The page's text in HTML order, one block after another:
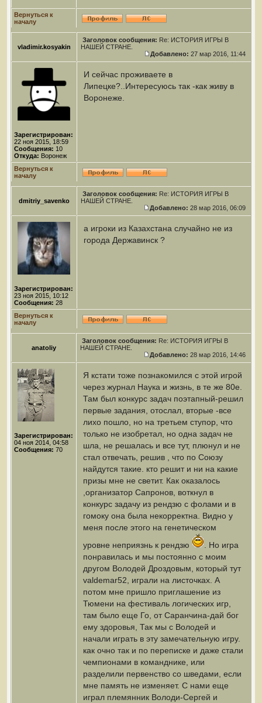
Вернуться к
началу
vladimir.kosyakin
Заголовок сообщения: Re: ИСТОРИЯ ИГРЫ В
НАШЕЙ СТРАНЕ.
Добавлено: 27 мар 2016, 11:44
Зарегистрирован:
22 ноя 2015, 18:59
Сообщения: 10
Откуда: Воронеж
И сейчас проживаете в
Липецке?..Интересуюсь так -как живу в
Воронеже.
Вернуться к
началу
dmitriy_savenko
Заголовок сообщения: Re: ИСТОРИЯ ИГРЫ В
НАШЕЙ СТРАНЕ.
Добавлено: 28 мар 2016, 06:09
Зарегистрирован:
23 ноя 2015, 10:12
Сообщения: 28
а игроки из Казахстана случайно не из
города Державинск ?
Вернуться к
началу
anatoliy
Заголовок сообщения: Re: ИСТОРИЯ ИГРЫ В
НАШЕЙ СТРАНЕ.
Добавлено: 28 мар 2016, 14:46
Зарегистрирован:
04 ноя 2014, 04:58
Сообщения: 70
Я кстати тоже познакомился с этой игрой
через журнал Наука и жизнь, в те же 80е.
Там был конкурс задач поэтапный-решил
первые задания, отослал, вторые -все
лихо пошло, но на третьем ступор, что
только не изобретал, но одна задач не
шла, не решалась и все тут, плюнул и не
стал отвечать, решив , что по Союзу
найдутся такие. кто решит и ни на какие
призы мне не светит. Как оказалось
,организатор Сапронов, воткнул в
конкурс задачу из рендзю с фолами и в
гомоку она была некорректна. Видно у
меня после этого на генетическом
уровне неприязнь к рендзю
. Но игра
понравилась и мы постоянно с моим
другом Володей Дроздовым, который тут
valdemar52, играли на листочках. А
потом мне пришло приглашение из
Тюмени на фестиваль логических игр,
там было еще Го, от Саранчина-дай бог
ему здоровья, Так мы с Володей и
начали играть в эту замечательную игру.
как очно так и по переписке и даже стали
чемпионами в команднике, или
разделили первенство со шведами, если
мне память не изменяет. С нами еще
играл племянник Володи-Сергей и